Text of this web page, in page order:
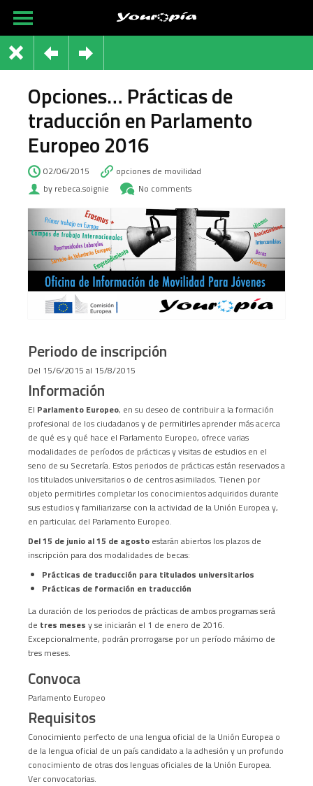
Opciones… Prácticas de
traducción en Parlamento
Europeo 2016
02/06/2015
opciones de movilidad
by rebeca.soignie
No comments
Periodo de inscripción
Del 15/6/2015 al 15/8/2015
Información
El Parlamento Europeo, en su deseo de contribuir a la formación
profesional de los ciudadanos y de permitirles aprender más acerca
de qué es y qué hace el Parlamento Europeo, ofrece varias
modalidades de períodos de prácticas y visitas de estudios en el
seno de su Secretaría. Estos periodos de prácticas están reservados a
los titulados universitarios o de centros asimilados. Tienen por
objeto permitirles completar los conocimientos adquiridos durante
sus estudios y familiarizarse con la actividad de la Unión Europea y,
en particular, del Parlamento Europeo.
Del15 de junio al 15 de agosto estarán abiertos los plazos de
inscripción para dos modalidades de becas:
Prácticas de traducción para titulados universitarios
Prácticas de formación en traducción
La duración de los periodos de prácticas de ambos programas será
de tres meses y se iniciarán el 1 de enero de 2016.
Excepcionalmente, podrán prorrogarse por un período máximo de
tres meses.
Convoca
Parlamento Europeo
Requisitos
Conocimiento perfecto de una lengua oficial de la Unión Europea o
de la lengua oficial de un país candidato a la adhesión y un profundo
conocimiento de otras dos lenguas oficiales de la Unión Europea.
Ver convocatorias.